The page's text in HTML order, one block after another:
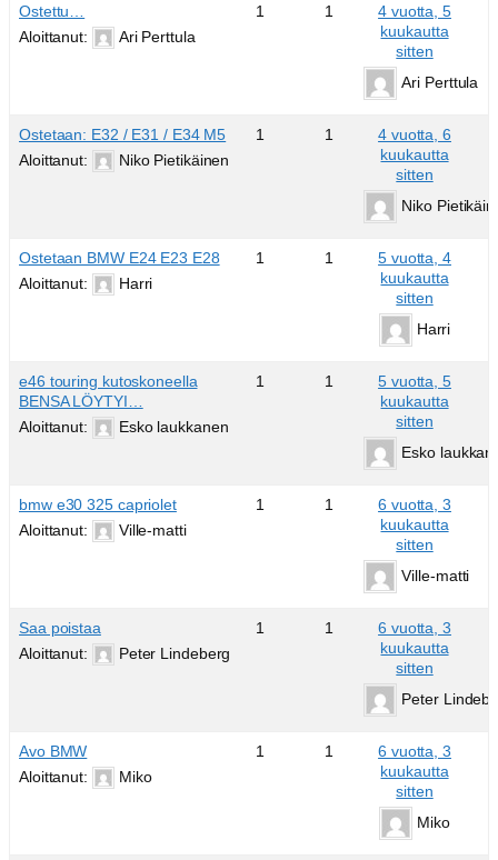
Ostettu…
Aloittanut:
Ari Perttula
1 1
4 vuotta, 5
kuukautta
sitten
Ari Perttula
Ostetaan: E32 / E31 / E34 M5
Aloittanut:
Niko Pietikäinen
1 1
4 vuotta, 6
kuukautta
sitten
Niko
Ostetaan BMW E24 E23 E28
Aloittanut:
Harri
1 1
5 vuotta, 4
kuukautta
sitten
Harri
e46 touring kutoskoneella
BENSA LÖYTYI…
Aloittanut:
Esko laukkanen
1 1
5 vuotta, 5
kuukautta
sitten
Esko
bmw e30 325 capriolet
Aloittanut:
Ville-matti
1 1
6 vuotta, 3
kuukautta
sitten
Ville-matti
Saa poistaa
Aloittanut:
Peter Lindeberg
1 1
6 vuotta, 3
kuukautta
sitten
Peter
Avo BMW
Aloittanut:
Miko
1 1
6 vuotta, 3
kuukautta
sitten
Miko